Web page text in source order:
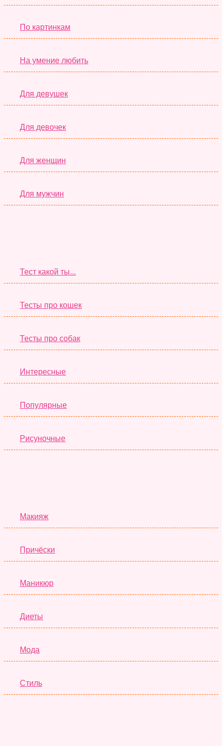
По картинкам
На умение любить
Для девушек
Для девочек
Для женщин
Для мужчин
Тест какой ты...
Тесты про кошек
Тесты про собак
Интересные
Популярные
Рисуночные
Макияж
Причёски
Маникюр
Диеты
Мода
Стиль